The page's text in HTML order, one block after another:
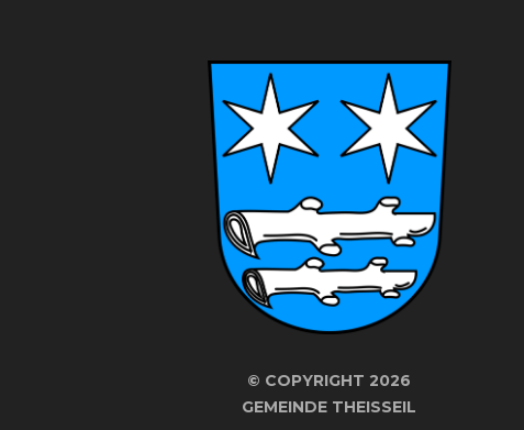
© COPYRIGHT 2026
GEMEINDE THEISSEIL